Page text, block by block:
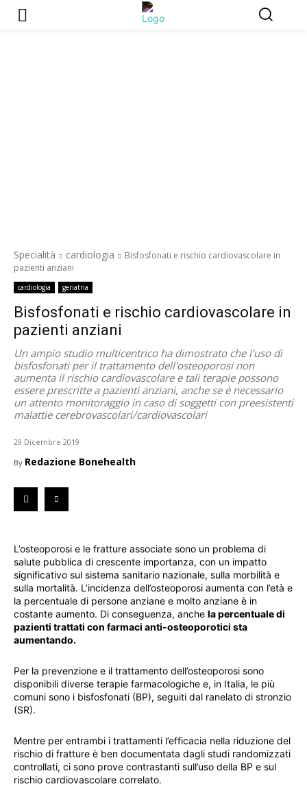
Specialità cardiologia
Bisfosfonati e rischio cardiovascolare in
pazienti anziani
cardiologia geriatria
Bisfosfonati e rischio cardiovascolare in
pazienti anziani
Un ampio studio multicentrico ha dimostrato che l'uso di
bisfosfonati per il trattamento dell'osteoporosi non
aumenta il rischio cardiovascolare e tali terapie possono
essere prescritte a pazienti anziani, anche se è necessario
un attento monitoraggio in caso di soggetti con preesistenti
malattie cerebrovascolari/cardiovascolari
29 Dicembre 2019
By Redazione Bonehealth
L’osteoporosi e le fratture associate sono un problema di
salute pubblica di crescente importanza, con un impatto
significativo sul sistema sanitario nazionale, sulla morbilità e
sulla mortalità. L’incidenza dell’osteoporosi aumenta con l’età e
la percentuale di persone anziane e molto anziane è in
costante aumento. Di conseguenza, anche la percentuale di
pazienti trattati con farmaci anti-osteoporotici sta
aumentando.
Per la prevenzione e il trattamento dell’osteoporosi sono
disponibili diverse terapie farmacologiche e, in Italia, le più
comuni sono i bisfosfonati (BP), seguiti dal ranelato di stronzio
(SR).
Mentre per entrambi i trattamenti l’efficacia nella riduzione del
rischio di fratture è ben documentata dagli studi randomizzati
controllati, ci sono prove contrastanti sull’uso della BP e sul
rischio cardiovascolare correlato.